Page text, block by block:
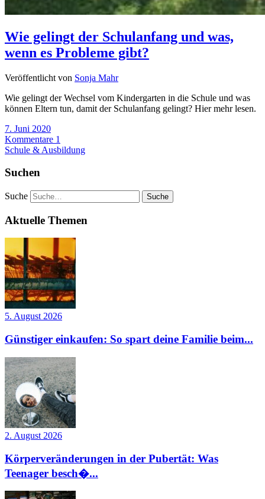
Wie gelingt der Schulanfang und was,
wenn es Probleme gibt?
Veröffentlicht von Sonja Mahr
Wie gelingt der Wechsel vom Kindergarten in die Schule und was
können Eltern tun, damit der Schulanfang gelingt? Hier mehr lesen.
7. Juni 2020
Kommentare 1
Schule & Ausbildung
Suchen
Suche
Aktuelle Themen
5. August 2026
Günstiger einkaufen: So spart deine Familie beim...
2. August 2026
Körperveränderungen in der Pubertät: Was
Teenager besch�...